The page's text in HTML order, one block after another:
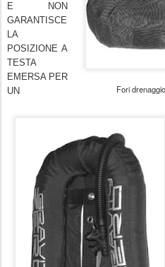
Fori
E NON
GARANTISCE
LA
POSIZIONE A
TESTA
EMERSA PER
UN